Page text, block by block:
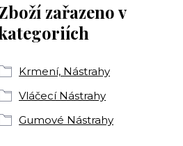
zařazeno v
Krmení, Nástrahy
Vláčecí Nástrahy
Gumové Nástrahy